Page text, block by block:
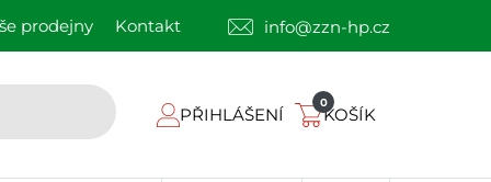
prodejny Kontakt info@zzn-hp.cz
PŘIHLÁŠENÍ
0
KOŠÍK